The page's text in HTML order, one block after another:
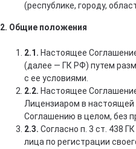
(республике, городу,
2. Общие положения
2.1. Настоящее
(далее — ГК РФ) путем
с ее условиями.
2.2. Настоящее
Лицензиаром в настоящей
Соглашению в целом, без
2.3. Согласно п. 3 ст. 438
лица по регистрации